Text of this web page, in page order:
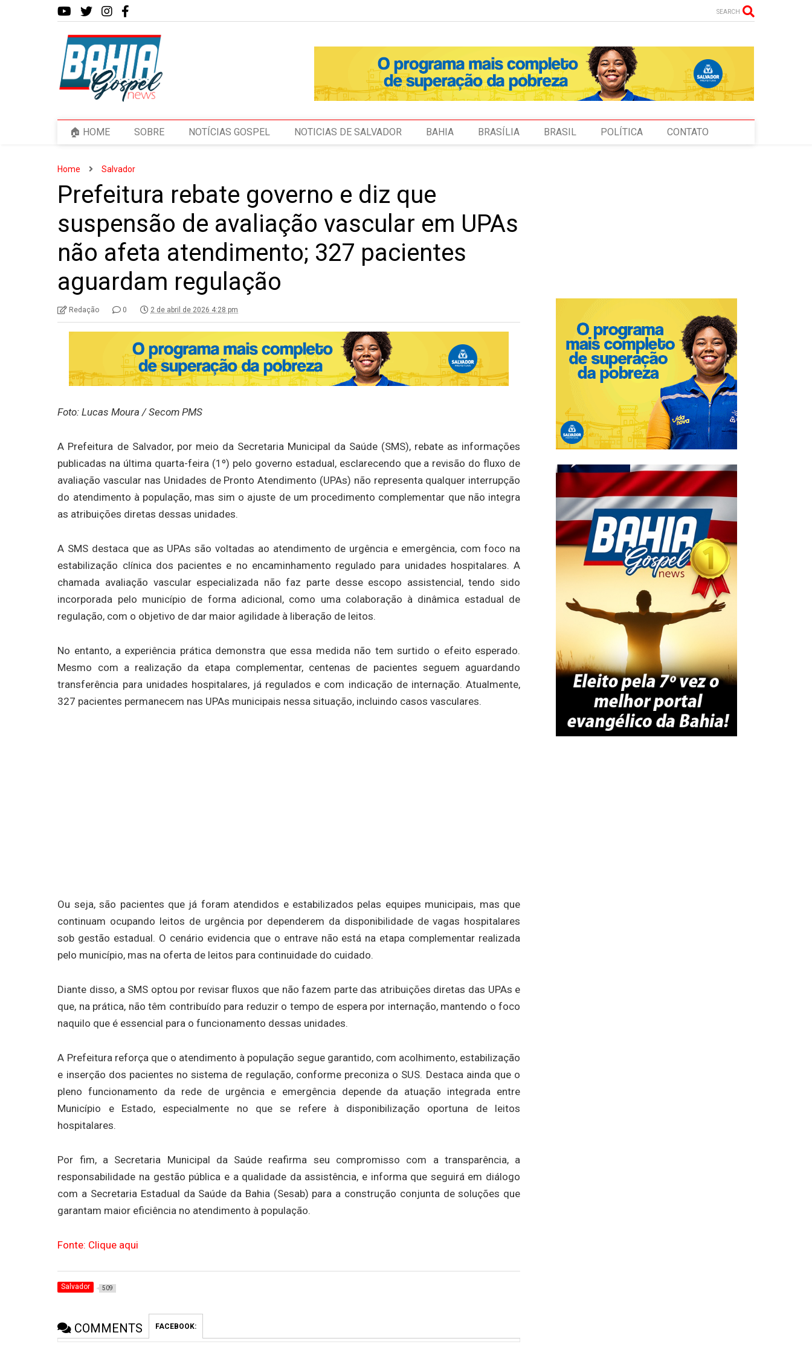
SEARCH
🏠 HOME SOBRE NOTÍCIAS GOSPEL NOTICIAS DE SALVADOR BAHIA BRASÍLIA BRASIL POLÍTICA CONTATO
Home Salvador
Prefeitura rebate governo e diz que
suspensão de avaliação vascular em UPAs
não afeta atendimento; 327 pacientes
aguardam regulação
Redação 0 2 de abril de 2026 4:28 pm
Foto: Lucas Moura / Secom PMS
A Prefeitura de Salvador, por meio da Secretaria Municipal da Saúde (SMS), rebate as informações
publicadas na última quarta-feira (1º) pelo governo estadual, esclarecendo que a revisão do fluxo de
avaliação vascular nas Unidades de Pronto Atendimento (UPAs) não representa qualquer interrupção
do atendimento à população, mas sim o ajuste de um procedimento complementar que não integra
as atribuições diretas dessas unidades.
A SMS destaca que as UPAs são voltadas ao atendimento de urgência e emergência, com foco na
estabilização clínica dos pacientes e no encaminhamento regulado para unidades hospitalares. A
chamada avaliação vascular especializada não faz parte desse escopo assistencial, tendo sido
incorporada pelo município de forma adicional, como uma colaboração à dinâmica estadual de
regulação, com o objetivo de dar maior agilidade à liberação de leitos.
No entanto, a experiência prática demonstra que essa medida não tem surtido o efeito esperado.
Mesmo com a realização da etapa complementar, centenas de pacientes seguem aguardando
transferência para unidades hospitalares, já regulados e com indicação de internação. Atualmente,
327 pacientes permanecem nas UPAs municipais nessa situação, incluindo casos vasculares.
Ou seja, são pacientes que já foram atendidos e estabilizados pelas equipes municipais, mas que
continuam ocupando leitos de urgência por dependerem da disponibilidade de vagas hospitalares
sob gestão estadual. O cenário evidencia que o entrave não está na etapa complementar realizada
pelo município, mas na oferta de leitos para continuidade do cuidado.
Diante disso, a SMS optou por revisar fluxos que não fazem parte das atribuições diretas das UPAs e
que, na prática, não têm contribuído para reduzir o tempo de espera por internação, mantendo o foco
naquilo que é essencial para o funcionamento dessas unidades.
A Prefeitura reforça que o atendimento à população segue garantido, com acolhimento, estabilização
e inserção dos pacientes no sistema de regulação, conforme preconiza o SUS. Destaca ainda que o
pleno funcionamento da rede de urgência e emergência depende da atuação integrada entre
Município e Estado, especialmente no que se refere à disponibilização oportuna de leitos
hospitalares.
Por fim, a Secretaria Municipal da Saúde reafirma seu compromisso com a transparência, a
responsabilidade na gestão pública e a qualidade da assistência, e informa que seguirá em diálogo
com a Secretaria Estadual da Saúde da Bahia (Sesab) para a construção conjunta de soluções que
garantam maior eficiência no atendimento à população.
Fonte: Clique aqui
Salvador 509
COMMENTS FACEBOOK: